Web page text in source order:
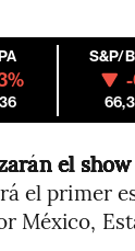
S&P/
el
el primer
México,